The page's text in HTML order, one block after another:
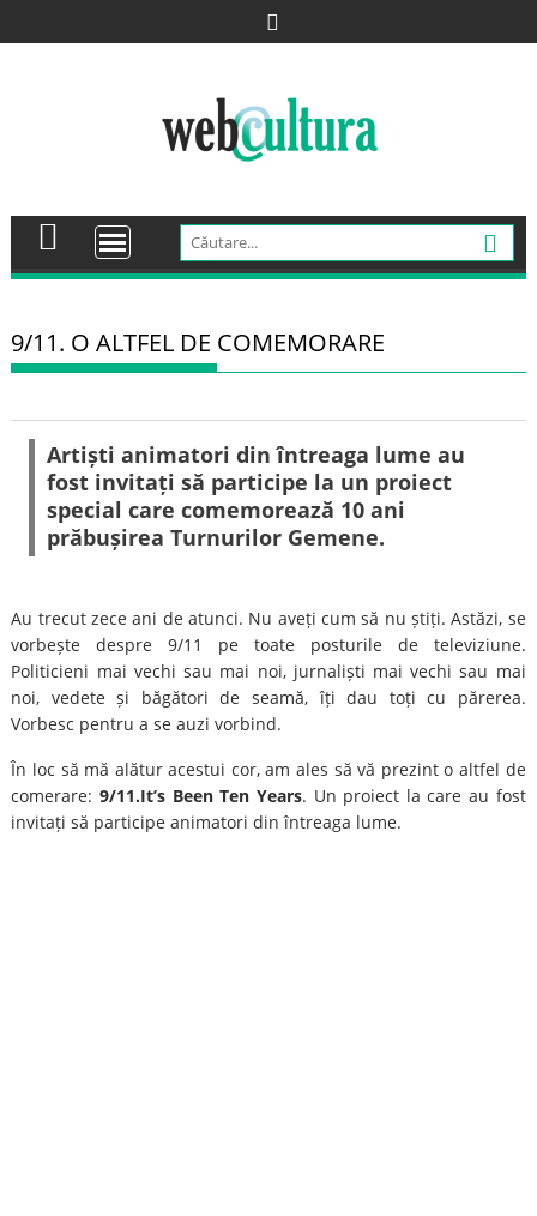
to
9/11. O ALTFEL DE COMEMORARE
Artiști animatori din întreaga lume au
fost invitați să participe la un proiect
special care comemorează 10 ani
prăbușirea Turnurilor Gemene.
Au trecut zece ani de atunci. Nu aveți cum să nu știți. Astăzi, se
vorbește despre 9/11 pe toate posturile de televiziune.
Politicieni mai vechi sau mai noi, jurnaliști mai vechi sau mai
noi, vedete și băgători de seamă, îți dau toți cu părerea.
Vorbesc pentru a se auzi vorbind.
În loc să mă alătur acestui cor, am ales să vă prezint o altfel de
comerare:9/11.It’s Been Ten Years. Un proiect la care au fost
invitați să participe animatori din întreaga lume.